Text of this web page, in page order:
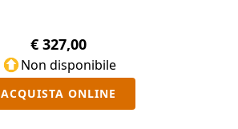
€ 327,00
Non disponibile
ACQUISTA ONLINE